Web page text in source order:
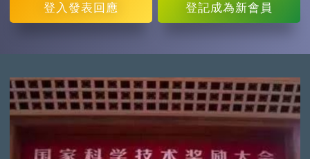
登入 發表回應 登記成為新會員